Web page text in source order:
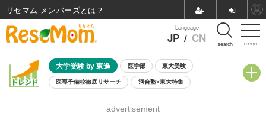
menu
Language
JP / CN search
大学受験 by 東進 医学部 東大受験
医専予備校徹底リサーチ 河合塾×東大特集
8月開催学校説明会・相談会
advertisement
リセマム メンバーズ